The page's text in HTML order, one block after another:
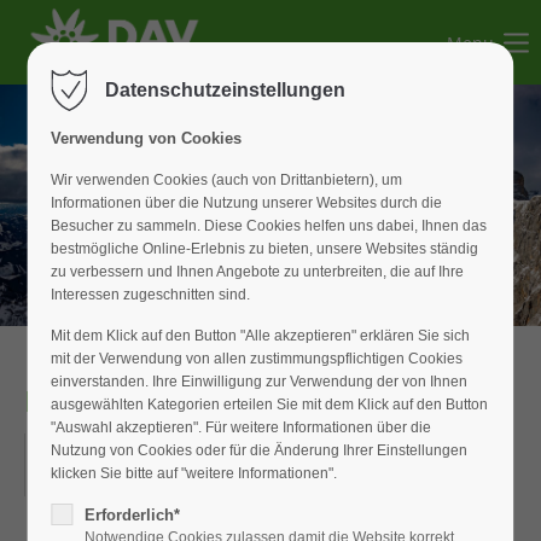
Der Eintrag "offcanvas-col2" existiert leider nicht.
Der Eintrag "offcanvas-col3" existiert leider nicht.
Der Eintrag "offcanvas-col4" existiert leider nicht.
Menu
Bike & Hike
04.07.2025–06.07.2025
ORT: GESCHÄFTSSTELLE
Datenschutzeinstellungen
Verwendung von Cookies
Wir verwenden Cookies (auch von Drittanbietern), um
Informationen über die Nutzung unserer Websites durch die
Besucher zu sammeln. Diese Cookies helfen uns dabei, Ihnen das
bestmögliche Online-Erlebnis zu bieten, unsere Websites ständig
zu verbessern und Ihnen Angebote zu unterbreiten, die auf Ihre
Interessen zugeschnitten sind.
Mit dem Klick auf den Button "Alle akzeptieren" erklären Sie sich
mit der Verwendung von allen zustimmungspflichtigen Cookies
einverstanden. Ihre Einwilligung zur Verwendung der von Ihnen
ausgewählten Kategorien erteilen Sie mit dem Klick auf den Button
"Auswahl akzeptieren". Für weitere Informationen über die
Nutzung von Cookies oder für die Änderung Ihrer Einstellungen
klicken Sie bitte auf "weitere Informationen".
Erforderlich*
Notwendige Cookies zulassen damit die Website korrekt